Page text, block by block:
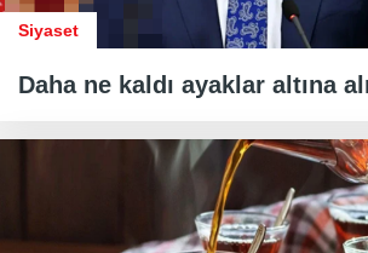
Siyaset
Daha ne kaldı ayaklar altına